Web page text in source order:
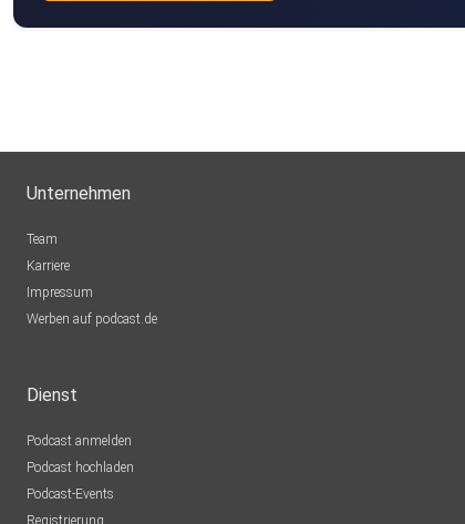
Unternehmen
Team
Karriere
Impressum
Werben auf podcast.de
Dienst
Podcast anmelden
Podcast hochladen
Podcast-Events
Registrierung